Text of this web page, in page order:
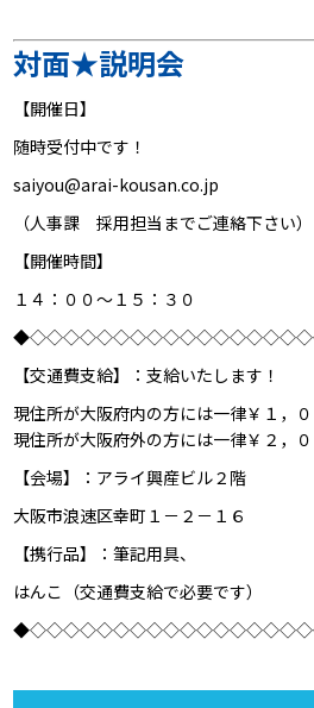
対面★説明会
【開催日】
随時受付中です！
saiyou@arai-kousan.co.jp
（人事課 採用担当までご連絡下さい）
【開催時間】
１４：００～１５：３０
【交通費支給】：支給いたします！
現住所が大阪府内の方には一律￥１，
現住所が大阪府外の方には一律￥２，
【会場】：アライ興産ビル２階
大阪市浪速区幸町１－２－１６
【携行品】：筆記用具、
はんこ（交通費支給で必要です）